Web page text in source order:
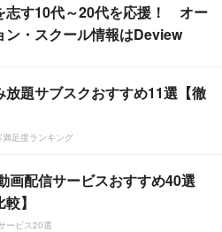
志す10代～20代を応援！ オー
ン・スクール情報はDeview
放題サブスクおすすめ11選【徹
満足度ランキング
画配信サービスおすすめ40選
較】
ービス20選